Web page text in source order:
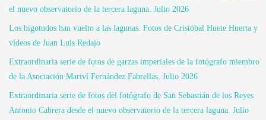
el nuevo observatorio de la tercera laguna. Julio 2026
Los bigotudos han vuelto a las lagunas. Fotos de Cristóbal Huete Huerta y
vídeos de Juan Luis Redajo
Extraordinaria serie de fotos de garzas imperiales de la fotógrafo miembro
de la Asociación Mariví Fernández Fabrellas. Julio 2026
Extraordinaria serie de fotos del fotógrafo de San Sebastián de los Reyes
Antonio Cabrera desde el nuevo observatorio de la tercera laguna. Julio